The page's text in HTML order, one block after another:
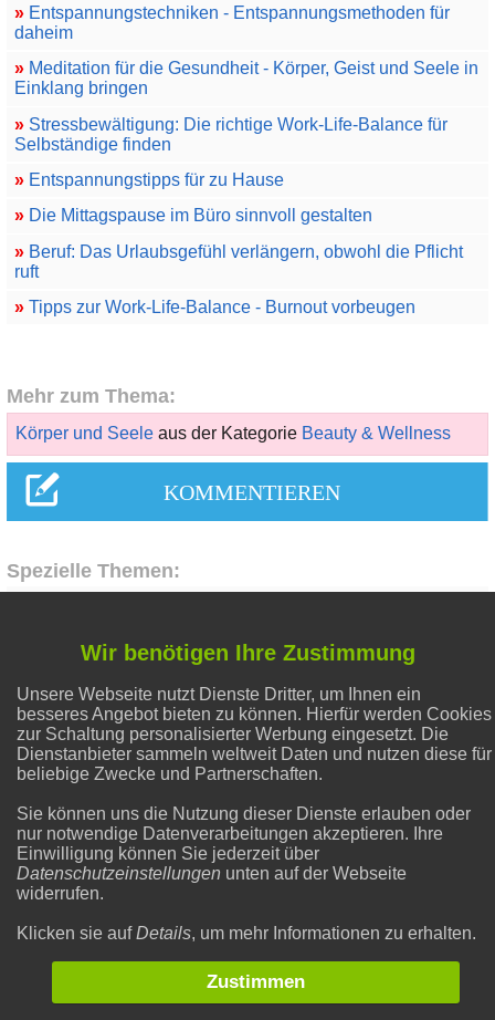
»Entspannungstechniken - Entspannungsmethoden für
daheim
»Meditation für die Gesundheit - Körper, Geist und Seele in
Einklang bringen
»Stressbewältigung: Die richtige Work-Life-Balance für
Selbständige finden
»Entspannungstipps für zu Hause
»Die Mittagspause im Büro sinnvoll gestalten
»Beruf: Das Urlaubsgefühl verlängern, obwohl die Pflicht
ruft
»Tipps zur Work-Life-Balance - Burnout vorbeugen
Mehr zum Thema:
Körper und Seeleaus der Kategorie Beauty & Wellness
Spezielle Themen:
Alternative Heilmethoden
Hausmittel Zitrone
Flecken entfernen
Gesunder Schlaf
Wir benötigen Ihre Zustimmung
Unsere Webseite nutzt Dienste Dritter, um Ihnen ein
besseres Angebot bieten zu können. Hierfür werden Cookies
zur Schaltung personalisierter Werbung eingesetzt. Die
Dienstanbieter sammeln weltweit Daten und nutzen diese für
beliebige Zwecke und Partnerschaften.
Sie können uns die Nutzung dieser Dienste erlauben oder
nur notwendige Datenverarbeitungen akzeptieren. Ihre
Einwilligung können Sie jederzeit über
Datenschutzeinstellungen unten auf der Webseite
widerrufen.
Klicken sie aufDetails, um mehr Informationen zu erhalten.
Zustimmen